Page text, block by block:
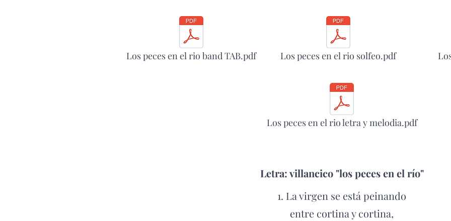
Los peces en el rio band TAB.pdf Los peces en el rio solfeo.pdf
Los peces en el rio letra y melodia.pdf
Letra: villancico "los peces en el río"
1. La virgen se está peinando
entre cortina y cortina,